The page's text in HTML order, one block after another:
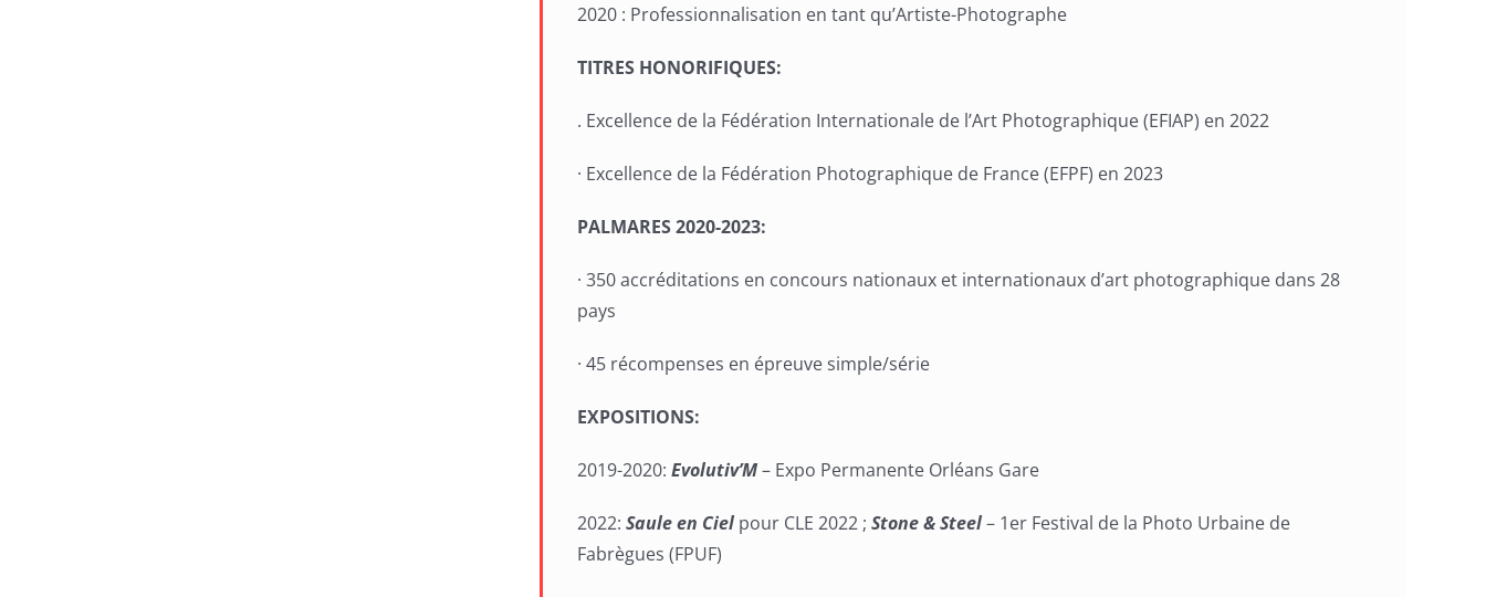
2020 : Professionnalisation en tant qu’Artiste-Photographe
TITRES HONORIFIQUES:
. Excellence de la Fédération Internationale de l’Art Photographique (EFIAP) en 2022
· Excellence de la Fédération Photographique de France (EFPF) en 2023
PALMARES 2020-2023:
· 350 accréditations en concours nationaux et internationaux d’art photographique dans 28
pays
· 45 récompenses en épreuve simple/série
EXPOSITIONS:
2019-2020: Evolutiv’M– Expo Permanente Orléans Gare
2022: Saule en Cielpour CLE 2022 ; Stone & Steel– 1er Festival de la Photo Urbaine de
Fabrègues (FPUF)